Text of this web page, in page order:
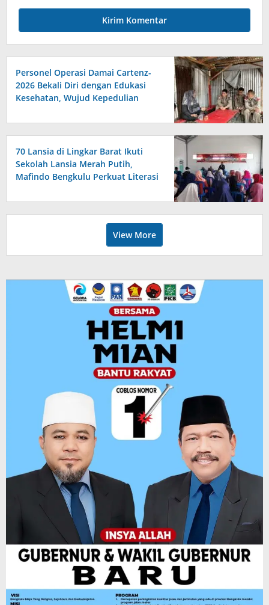
Personel Operasi Damai Cartenz-
2026 Bekali Diri dengan Edukasi
Kesehatan, Wujud Kepedulian
Kesejahteraan Anggota
70 Lansia di Lingkar Barat Ikuti
Sekolah Lansia Merah Putih,
Mafindo Bengkulu Perkuat Literasi
View More